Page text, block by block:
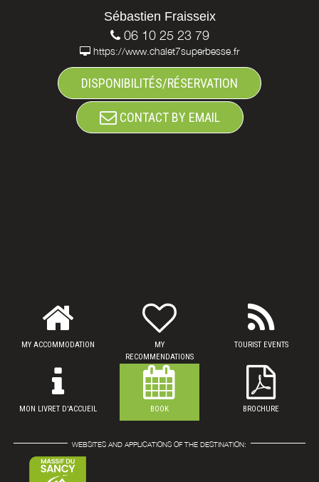
Sébastien Fraisseix
06 10 25 23 79
https://www.chalet7superbesse.fr
DISPONIBILITÉS/RÉSERVATION
CONTACT BY EMAIL
MY ACCOMMODATION
MY
RECOMMENDATIONS
TOURIST EVENTS
MON LIVRET D'ACCUEIL BOOK BROCHURE
WEBSITES AND APPLICATIONS OF THE DESTINATION: